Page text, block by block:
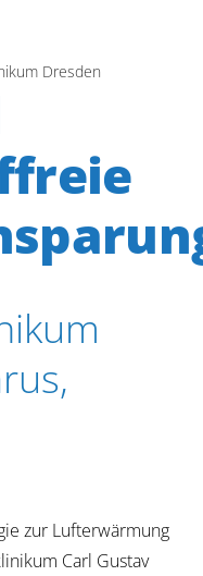
Dresden
zur Lufterwärmung
Carl Gustav